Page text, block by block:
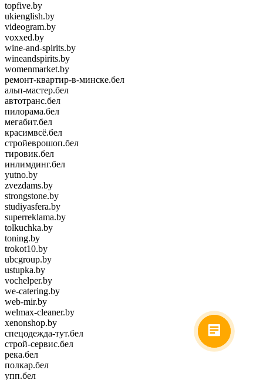
topfive.by
ukienglish.by
videogram.by
voxxed.by
wine-and-spirits.by
wineandspirits.by
womenmarket.by
ремонт-квартир-в-минске.бел
альп-мастер.бел
автотранс.бел
пилорама.бел
мегабит.бел
красимвсё.бел
стройеврошоп.бел
тировик.бел
инлимдинг.бел
yutno.by
zvezdams.by
strongstone.by
studiyasfera.by
superreklama.by
tolkuchka.by
toning.by
trokot10.by
ubcgroup.by
ustupka.by
vochelper.by
we-catering.by
web-mir.by
welmax-cleaner.by
xenonshop.by
спецодежда-тут.бел
строй-сервис.бел
река.бел
полкар.бел
упп.бел